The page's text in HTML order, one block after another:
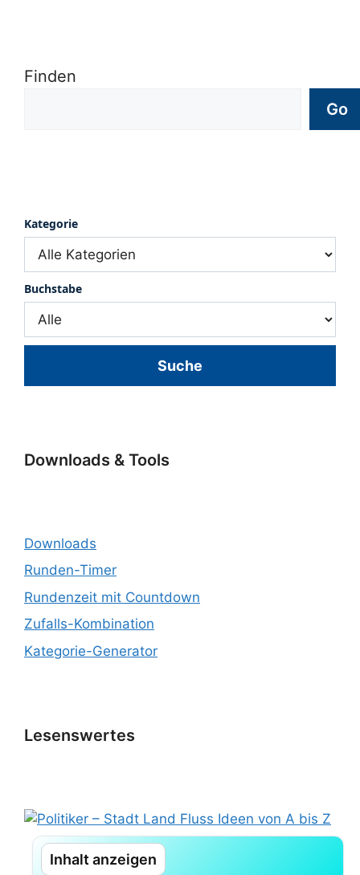
Finden
Go
Kategorie
Buchstabe
Suche
Downloads & Tools
Downloads
Runden-Timer
Rundenzeit mit Countdown
Zufalls-Kombination
Kategorie-Generator
Lesenswertes
Inhalt anzeigen